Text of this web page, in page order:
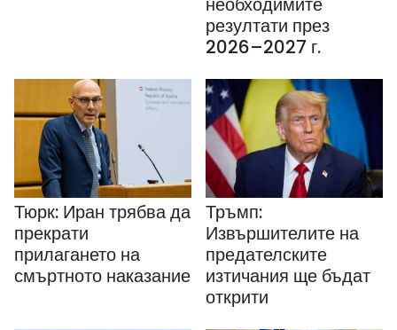
резултати през
2026–2027 г.
Тюрк: Иран трябва да
прекрати
прилагането на
смъртното наказание
Тръмп:
Извършителите на
предателските
изтичания ще бъдат
открити